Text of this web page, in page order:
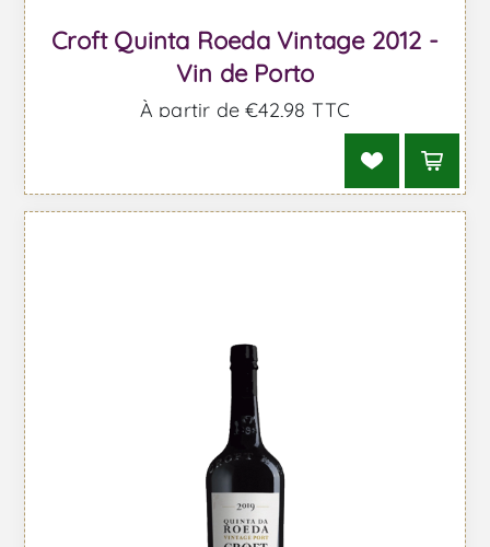
Croft Quinta Roeda Vintage 2012 -
Vin de Porto
À partir de €42,98 TTC